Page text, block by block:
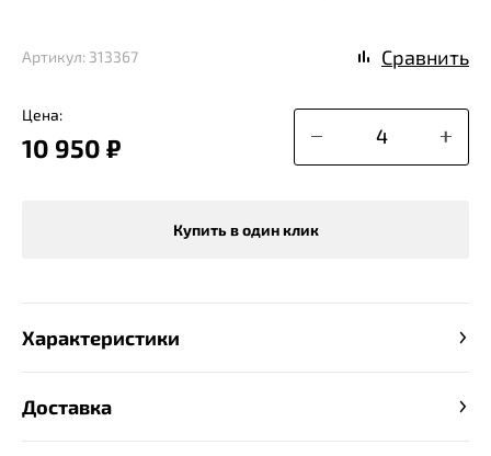
Цена:
10 950 ₽
Купить в один клик
Артикул: 313367 Сравнить
Характеристики
Доставка